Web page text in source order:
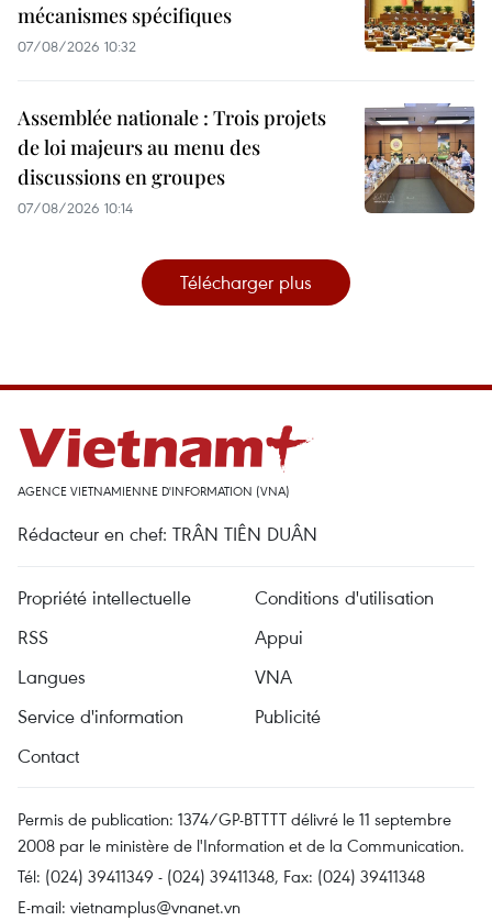
mécanismes spécifiques
07/08/2026 10:32
Assemblée nationale : Trois projets
de loi majeurs au menu des
discussions en groupes
07/08/2026 10:14
Télécharger plus
AGENCE VIETNAMIENNE D'INFORMATION (VNA)
Rédacteur en chef: TRÂN TIÊN DUÂN
Propriété intellectuelle
Conditions d'utilisation
RSS
Appui
Langues
VNA
Service d'information
Publicité
Contact
Permis de publication: 1374/GP-BTTTT délivré le 11 septembre
2008 par le ministère de l'Information et de la Communication.
Tél: (024) 39411349 - (024) 39411348, Fax: (024) 39411348
E-mail: vietnamplus@vnanet.vn